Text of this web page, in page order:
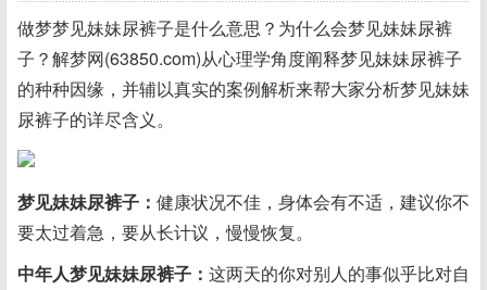
做梦梦见妹妹尿裤子是什么意思？为什么会梦见妹妹尿裤
子？解梦网(63850.com)从心理学角度阐释梦见妹妹尿裤子
的种种因缘，并辅以真实的案例解析来帮大家分析梦见妹妹
尿裤子的详尽含义。
梦见妹妹尿裤子： 健康状况不佳，身体会有不适，建议你不
要太过着急，要从长计议，慢慢恢复。
中年人梦见妹妹尿裤子： 这两天的你对别人的事似乎比对自